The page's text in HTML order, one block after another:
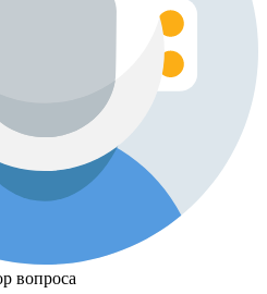
вопроса